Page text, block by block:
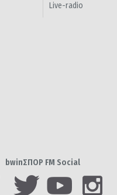
Live-radio
bwinΣΠΟΡ FM Social